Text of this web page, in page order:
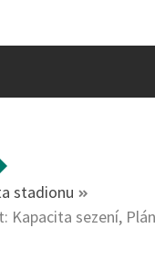
stadionu
Kapacita sezení,